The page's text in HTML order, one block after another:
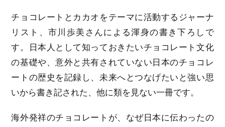
チョコレートとカカオをテーマに活動するジャーナ
リスト、市川歩美さんによる渾身の書き下ろしで
す。日本人として知っておきたいチョコレート文化
の基礎や、意外と共有されていない日本のチョコレ
ートの歴史を記録し、未来へとつなげたいと強い思
いから書き記された、他に類を見ない一冊です。
海外発祥のチョコレートが、なぜ日本に伝わったの